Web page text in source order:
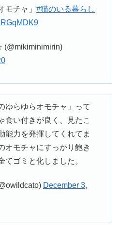
モチャ」 #猫のいる暮らし
ゆらゆらオモチャ」って
食い付きが良く、見たこ
能力を発揮してくれてま
オモチャにすっかり飽き
てゴミと化しました。
December 3,